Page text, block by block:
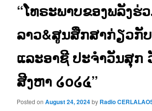
“ໂທຣະພາບຂອງພລັງຮ່
ລາວ&ສູນສືກສາກ່ຽວກັ
ແລະອາຊີ ປະຈຳວັນສຸກ
ສີງຫາ ໒໐໒໔”
Posted onAugust 24, 2024by Radio